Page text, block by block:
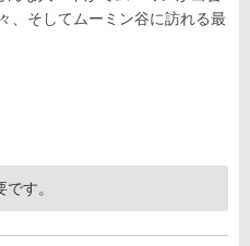
、そしてムーミン谷に訪れる最
す。